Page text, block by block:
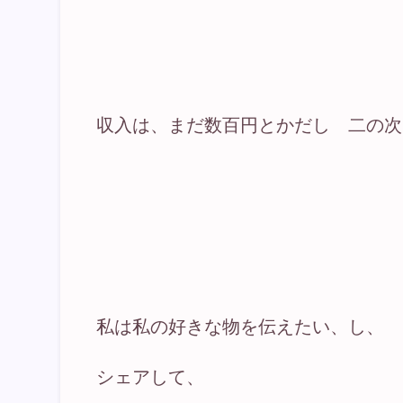
収入は、まだ数百円とかだし 二の
私は私の好きな物を伝えたい、し、
シェアして、